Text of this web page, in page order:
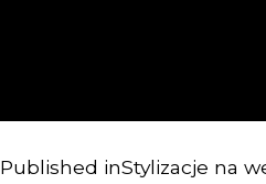
Published inStylizacje na